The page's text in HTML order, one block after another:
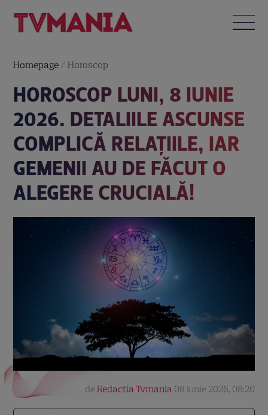
Homepage /Horoscop
HOROSCOP LUNI, 8 IUNIE
2026. DETALIILE ASCUNSE
COMPLICĂ RELAȚIILE, IAR
GEMENII AU DE FĂCUT O
ALEGERE CRUCIALĂ!
deRedactia Tvmania 08 iunie 2026, 08:20